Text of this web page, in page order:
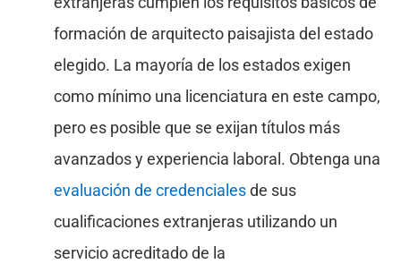
formación de arquitecto paisajista del estado
elegido. La mayoría de los estados exigen
como mínimo una licenciatura en este campo,
pero es posible que se exijan títulos más
avanzados y experiencia laboral. Obtenga una
evaluación de credencialesde sus
cualificaciones extranjeras utilizando un
servicio acreditado de la